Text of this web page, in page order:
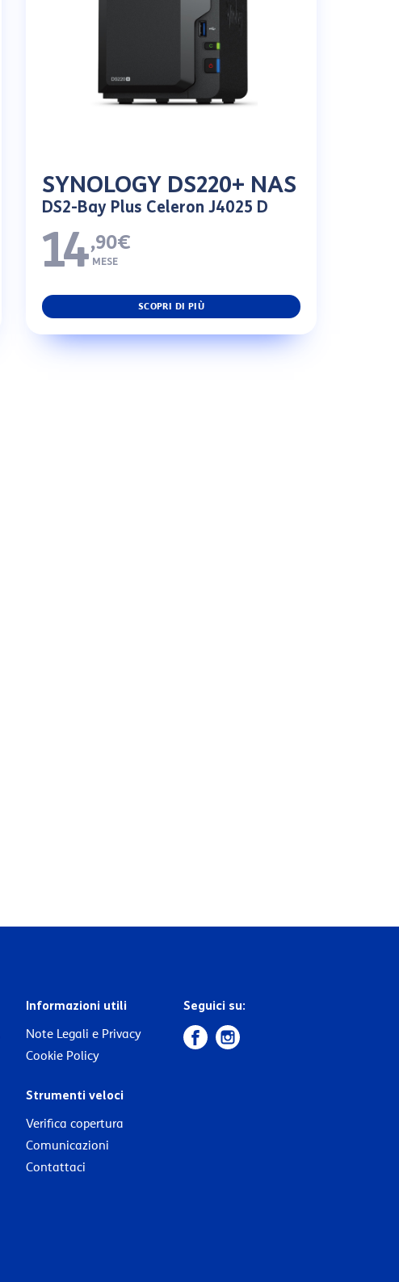
SYNOLOGY DS220+ NAS
DS2-Bay Plus Celeron J4025 D
14,90€
MESE
SCOPRI DI PIÙ
Informazioni utili
Note Legali e Privacy
Cookie Policy
Strumenti veloci
Verifica copertura
Comunicazioni
Contattaci
Seguici su: